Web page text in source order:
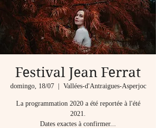
Festival Jean Ferrat
domingo, 18/07
  |
Vallées-d'Antraigues-Asperjoc
La programmation 2020 a été reportée à l'été
2021.
Dates exactes à confirmer...